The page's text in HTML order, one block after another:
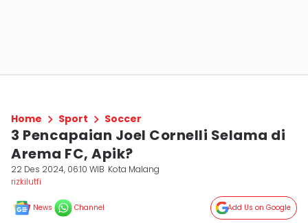
Home Sport Soccer
3 Pencapaian Joel Cornelli Selama di
Arema FC, Apik?
22 Des 2024, 06:10 WIB Kota Malang
rizkilutfi
News Channel Add Us on Google